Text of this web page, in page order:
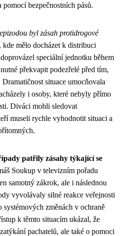
bezpečnostních pásů.
byl zásah protidrogové
, kde mělo docházet k distribuci
speciální jednotku během
překvapit podezřelé před tím,
situace umocňovala
i osoby, které nebyly přímo
Diváci mohli sledovat
museli rychle vyhodnotit situaci a
patřily zásahy týkající se
Soukup v televizním pořadu
samotný zákrok, ale i následnou
vyvolávaly silné reakce veřejnosti
změnách v ochraně
k těmto situacím ukázal, že
pachatelů, ale také o pomoci